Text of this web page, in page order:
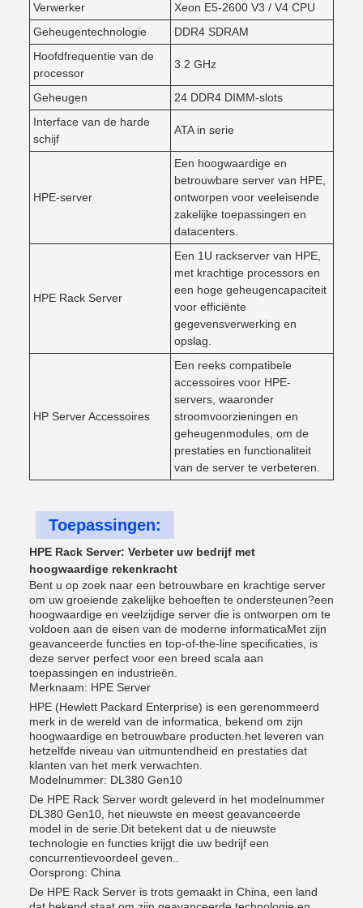
Verwerker
Xeon E5-2600 V3 / V4 CPU
Geheugentechnologie
DDR4 SDRAM
Hoofdfrequentie van de
processor
3.2 GHz
Geheugen
24 DDR4 DIMM-slots
Interface van de harde
schijf
ATA in serie
HPE-server
Een hoogwaardige en
betrouwbare server van HPE,
ontworpen voor veeleisende
zakelijke toepassingen en
datacenters.
HPE Rack Server
Een 1U rackserver van HPE,
met krachtige processors en
een hoge geheugencapaciteit
voor efficiënte
gegevensverwerking en
opslag.
HP Server Accessoires
Een reeks compatibele
accessoires voor HPE-
servers, waaronder
stroomvoorzieningen en
geheugenmodules, om de
prestaties en functionaliteit
van de server te verbeteren.
Toepassingen:
HPE Rack Server: Verbeter uw bedrijf met
hoogwaardige rekenkracht
Bent u op zoek naar een betrouwbare en krachtige server
om uw groeiende zakelijke behoeften te ondersteunen?een
hoogwaardige en veelzijdige server die is ontworpen om te
voldoen aan de eisen van de moderne informaticaMet zijn
geavanceerde functies en top-of-the-line specificaties, is
deze server perfect voor een breed scala aan
toepassingen en industrieën.
Merknaam: HPE Server
HPE (Hewlett Packard Enterprise) is een gerenommeerd
merk in de wereld van de informatica, bekend om zijn
hoogwaardige en betrouwbare producten.het leveren van
hetzelfde niveau van uitmuntendheid en prestaties dat
klanten van het merk verwachten.
Modelnummer: DL380 Gen10
De HPE Rack Server wordt geleverd in het modelnummer
DL380 Gen10, het nieuwste en meest geavanceerde
model in de serie.Dit betekent dat u de nieuwste
technologie en functies krijgt die uw bedrijf een
concurrentievoordeel geven..
Oorsprong: China
De HPE Rack Server is trots gemaakt in China, een land